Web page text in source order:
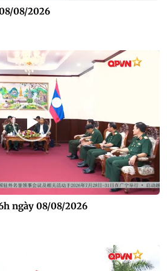
08/2026
ngày 08/08/2026